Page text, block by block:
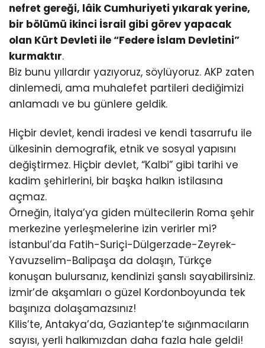
nefret gereği, lâik Cumhuriyeti yıkarak yerine,
bir bölümü ikinci İsrail gibi görev yapacak
olan Kürt Devleti ile “Federe İslam Devletini”
kurmaktır.
Biz bunu yıllardır yazıyoruz, söylüyoruz. AKP zaten
dinlemedi, ama muhalefet partileri dediğimizi
anlamadı ve bu günlere geldik.
Hiçbir devlet, kendi iradesi ve kendi tasarrufu ile
ülkesinin demografik, etnik ve sosyal yapısını
değiştirmez. Hiçbir devlet, “Kalbi” gibi tarihi ve
kadim şehirlerini, bir başka halkın istilasına
açmaz.
Örneğin, İtalya’ya giden mültecilerin Roma şehir
merkezine yerleşmelerine izin verirler mi?
İstanbul’da Fatih-Suriçi-Dülgerzade-Zeyrek-
Yavuzselim-Balipaşa da dolaşın, Türkçe
konuşan bulursanız, kendinizi şanslı sayabilirsiniz.
İzmir’de akşamları o güzel Kordonboyunda tek
başınıza dolaşamazsınız!
Kilis’te, Antakya’da, Gaziantep’te sığınmacıların
sayısı, yerli halkımızdan daha fazla hale geldi!